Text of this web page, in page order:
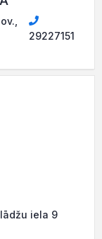
29227151
iela 9